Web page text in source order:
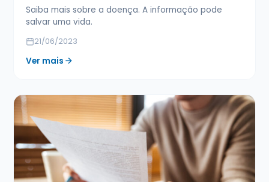
Saiba mais sobre a doença. A informação pode
salvar uma vida.
21/06/2023
Ver mais